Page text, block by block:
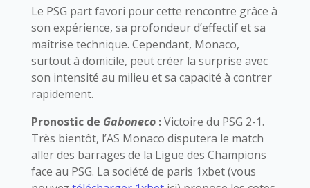
Le PSG part favori pour cette rencontre grâce à
son expérience, sa profondeur d’effectif et sa
maîtrise technique. Cependant, Monaco,
surtout à domicile, peut créer la surprise avec
son intensité au milieu et sa capacité à contrer
rapidement.
Pronostic de Gaboneco:Victoire du PSG 2-1.
Très bientôt, l’AS Monaco disputera le match
aller des barrages de la Ligue des Champions
face au PSG. La société de paris 1xbet (vous